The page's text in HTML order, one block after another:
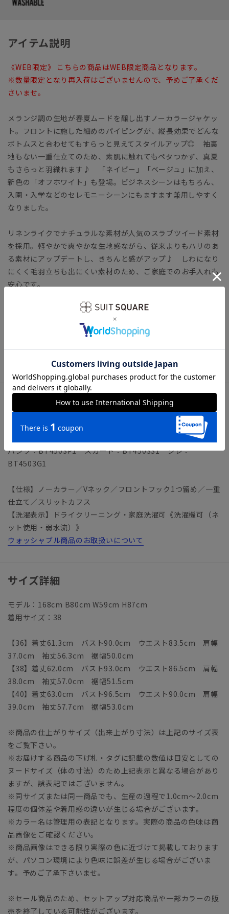
アイテム説明
《WEB限定》 こちらの商品はWEB限定商品となります。
※数量限定となり再入荷はございませんので、予めご了承くだ
さいませ。
メランジ調の生地が春夏ムードを醸し出すノーカラージャケッ
ト。フロントに施した細めのパイピングが、縦長効果でどんな
ボトムスと合わせてもすらっと見えてスタイルアップ◎ 袖裏
地もない一重仕立てのため、素肌に触れてもペタつかず、真夏
もさらっと羽織れます♪ 「ネイビー」「ベージュ」に加え、
新色の「オフホワイト」も登場。ビジネスシーンはもちろん、
入園・入学などのセレモニーシーンにもますます兼用しやすく
なりました。
リネンライクでナチュラルな素材が人気のスラブツイード素材
を採用。軽やかで爽やかな生地感ながら、従来よりもハリのあ
る素材にアップデートし、きちんと感がアップ♪ しわになり
にくく毛羽立ちも出にくい素材のため、ご家庭でのお手入れも
安心です。
ウォッシャブル／汚れてもご家庭で簡単にお洗濯が可能です。
レディーススーツ ビジネス オフィスカジュアル セレモニ
ー ママ行事 入園式 卒園式 七五三
アイテム詳細
＊セット着用可（パンツ、スカート、ジレは別売りとなりま
パンツ：BT4503P1 スカート：BT4503S1 ジレ：
BT4503G1
【仕様】ノーカラー／Vネック／フロントフック1つ留め／一重
仕立て／スリットカフス
【洗濯表示】ドライクリーニング・家庭洗濯可《洗濯機可（ネ
ット使用・弱水流）》
ウォッシャブル商品のお取扱いについて
サイズ詳細
モデル：168cm B80cm W59cm H87cm
着用サイズ：38
【36】着丈61.3cm バスト90.0cm ウエスト83.5cm 肩幅
37.0cm 袖丈56.3cm 裾幅50.0cm
【38】着丈62.0cm バスト93.0cm ウエスト86.5cm 肩幅
38.0cm 袖丈57.0cm 裾幅51.5cm
【40】着丈63.0cm バスト96.5cm ウエスト90.0cm 肩幅
39.0cm 袖丈57.7cm 裾幅53.0cm
※商品の仕上がりサイズ（出来上がり寸法）は上記のサイズ表
をご覧下さい。
※お届けする商品の下げ札・タグに記載の数値は目安としての
ヌードサイズ（体の寸法）のため上記表示と異なる場合があり
ますが、誤表記ではございません。
※同サイズまたは同一商品でも、生産の過程で1.0cm～2.0cm
程度の個体差や着用感の違いが生じる場合がございます。
※カラー名は管理用の表記となります。実際の商品の色味は商
品画像をご確認ください。
※商品画像はできる限り実際の色に近づけて掲載しております
が、パソコン環境により色味に誤差が生じる場合がございま
す。予めご了承下さいませ。
※セール商品のため、セットアップ対応商品や一部カラーの販
売を終了している可能性がございます。